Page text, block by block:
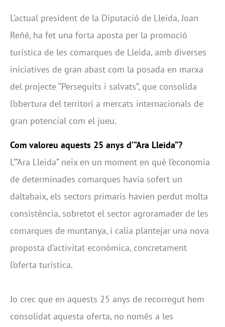
L’actual president de la Diputació de Lleida, Joan
Reñé, ha fet una forta aposta per la promoció
turística de les comarques de Lleida, amb diverses
iniciatives de gran abast com la posada en marxa
del projecte “Perseguits i salvats”, que consolida
l’obertura del territori a mercats internacionals de
gran potencial com el jueu.
Com valoreu aquests 25 anys d’”Ara Lleida”?
L’”Ara Lleida” neix en un moment en què l’economia
de determinades comarques havia sofert un
daltabaix, els sectors primaris havien perdut molta
consistència, sobretot el sector agroramader de les
comarques de muntanya, i calia plantejar una nova
proposta d’activitat econòmica, concretament
l’oferta turística.
Jo crec que en aquests 25 anys de recorregut hem
consolidat aquesta oferta, no només a les